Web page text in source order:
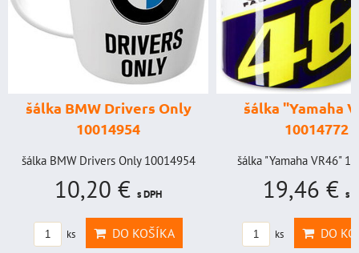
BMW Drivers Only
10014954
BMW Drivers Only 10014954
10,20 €s DPH
DO KOŠÍKA
šálka "Yamaha VR46"
10014772
šálka "Yamaha VR46"
19,46 €s DPH
DO KOŠÍKA